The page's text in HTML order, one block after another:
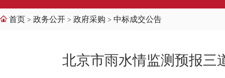
首页 > 政务公开 > 政府采购 > 中标成交公告
北京市雨水情监测预报三